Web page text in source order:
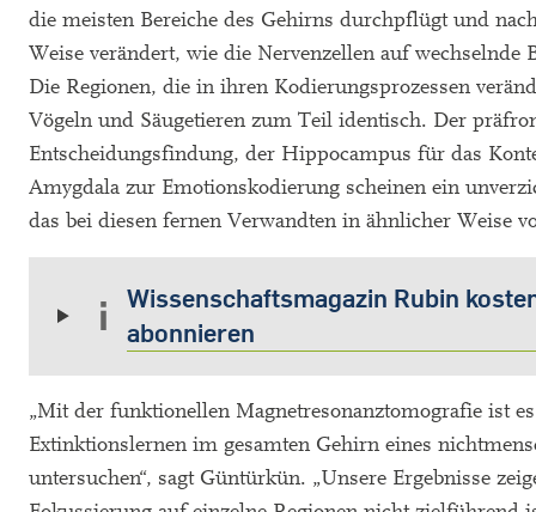
die meisten Bereiche des Gehirns durchpflügt und
Weise verändert, wie die Nervenzellen auf wechselnde
Die Regionen, die in ihren Kodierungsprozessen
Vögeln und Säugetieren zum Teil identisch. Der
Entscheidungsfindung, der Hippocampus für das
Amygdala zur Emotionskodierung scheinen ein
das bei diesen fernen Verwandten in ähnlicher Weise
Wissenschaftsmagazin Rubin
abonnieren
„Mit der funktionellen Magnetresonanztomografie ist
Extinktionslernen im gesamten Gehirn eines
untersuchen“, sagt Güntürkün. „Unsere Ergebnisse